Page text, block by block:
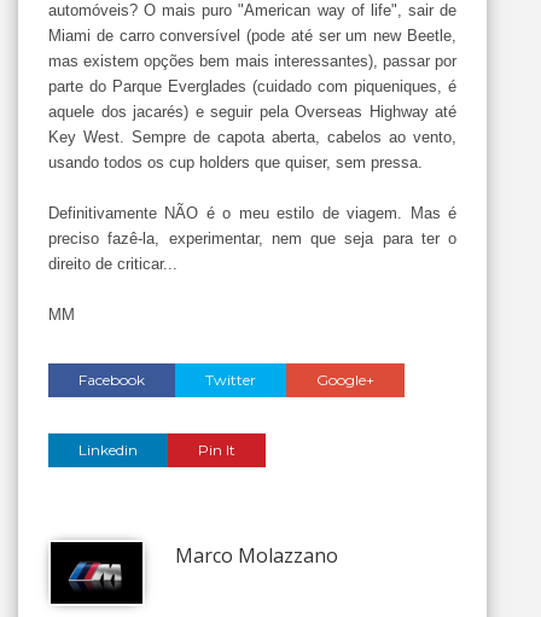
automóveis? O mais puro "American way of life", sair de
Miami de carro conversível (pode até ser um new Beetle,
mas existem opções bem mais interessantes), passar por
parte do Parque Everglades (cuidado com piqueniques, é
aquele dos jacarés) e seguir pela Overseas Highway até
Key West. Sempre de capota aberta, cabelos ao vento,
usando todos os cup holders que quiser, sem pressa.
Definitivamente NÃO é o meu estilo de viagem. Mas é
preciso fazê-la, experimentar, nem que seja para ter o
direito de criticar...
MM
Facebook Twitter Google+
Linkedin Pin It
Marco Molazzano